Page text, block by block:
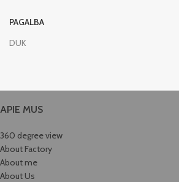
PAGALBA
DUK
APIE MUS
360 degree view
About Factory
About me
About Us